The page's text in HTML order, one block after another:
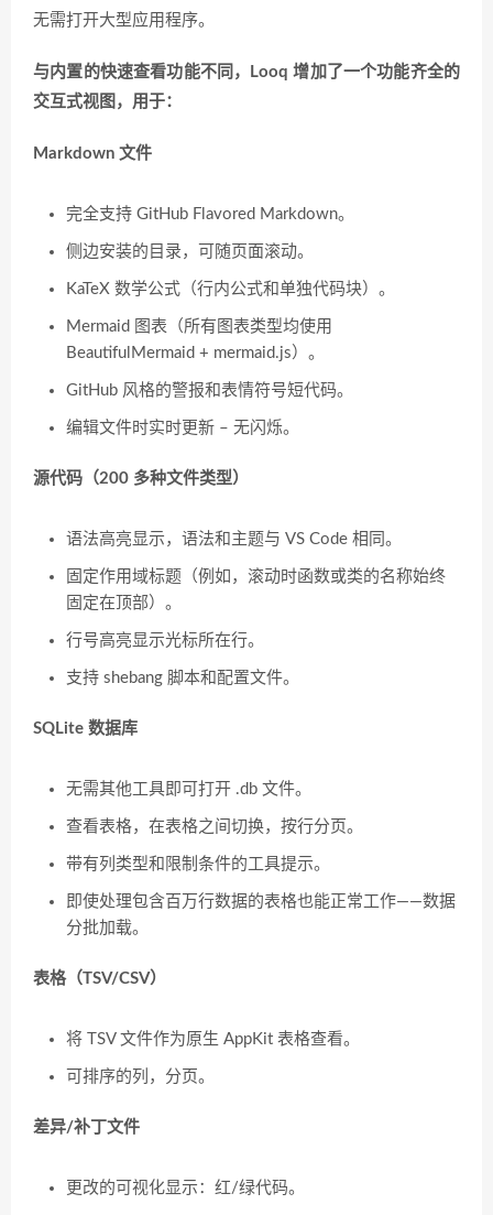
无需打开大型应用程序。
与内置的快速查看功能不同，Looq 增加了一个功能齐全的
交互式视图，用于：
Markdown 文件
完全支持 GitHub Flavored Markdown。
侧边安装的目录，可随页面滚动。
KaTeX 数学公式（行内公式和单独代码块）。
Mermaid 图表（所有图表类型均使用
BeautifulMermaid + mermaid.js）。
GitHub 风格的警报和表情符号短代码。
编辑文件时实时更新 – 无闪烁。
源代码（200 多种文件类型）
语法高亮显示，语法和主题与 VS Code 相同。
固定作用域标题（例如，滚动时函数或类的名称始终
固定在顶部）。
行号高亮显示光标所在行。
支持 shebang 脚本和配置文件。
SQLite 数据库
无需其他工具即可打开 .db 文件。
查看表格，在表格之间切换，按行分页。
带有列类型和限制条件的工具提示。
即使处理包含百万行数据的表格也能正常工作——数据
分批加载。
表格（TSV/CSV）
将 TSV 文件作为原生 AppKit 表格查看。
可排序的列，分页。
差异/补丁文件
更改的可视化显示：红/绿代码。